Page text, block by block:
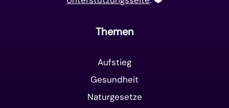
Themen
Aufstieg
Gesundheit
Naturgesetze